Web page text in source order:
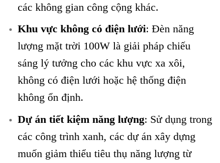
các không gian công cộng khác.
Khu vực không có điện lưới: Đèn năng
lượng mặt trời 100W là giải pháp chiếu
sáng lý tưởng cho các khu vực xa xôi,
không có điện lưới hoặc hệ thống điện
không ổn định.
Dự án tiết kiệm năng lượng: Sử dụng trong
các công trình xanh, các dự án xây dựng
muốn giảm thiểu tiêu thụ năng lượng từ